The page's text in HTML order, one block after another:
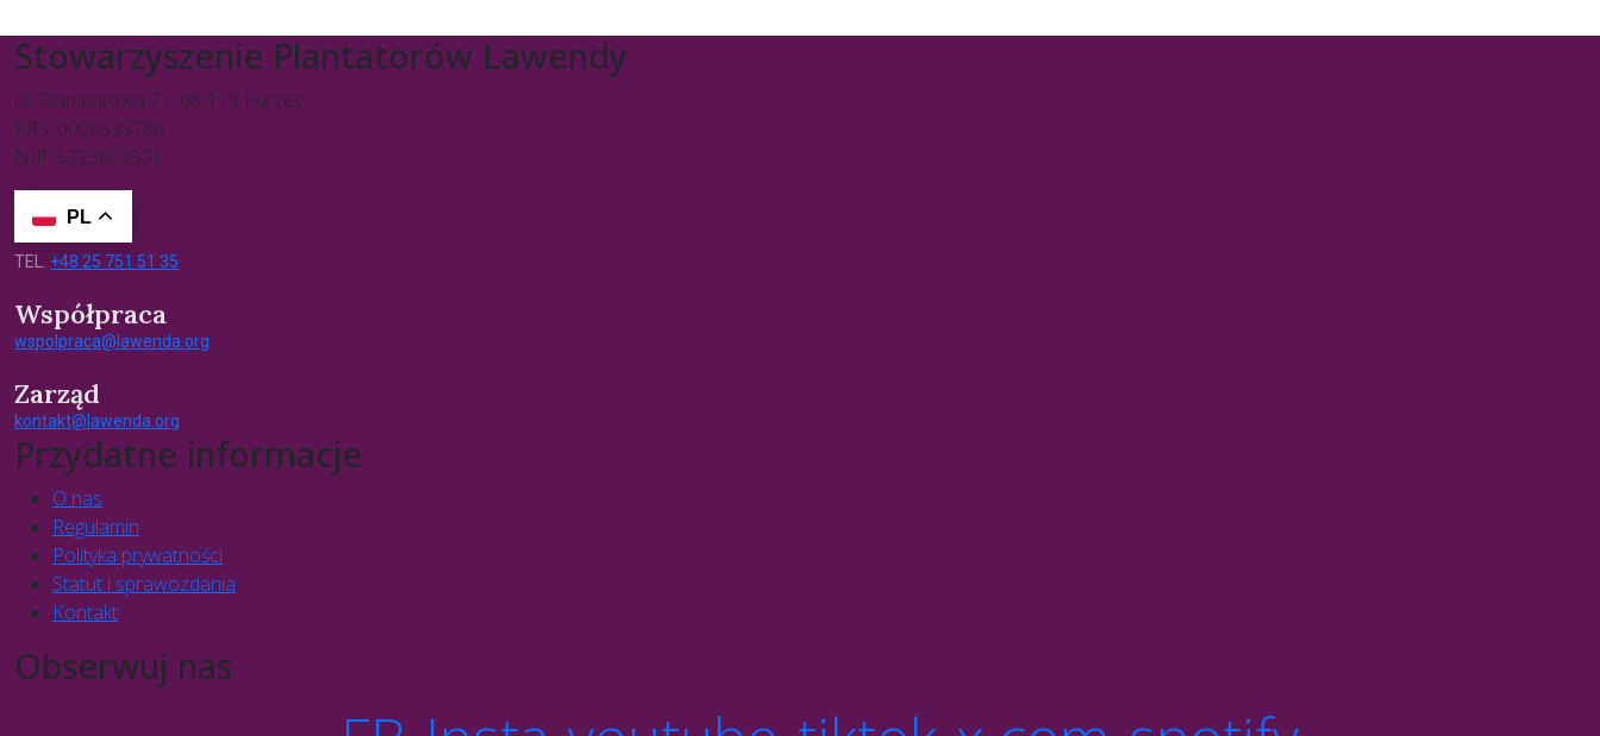
Stowarzyszenie Plantatorów Lawendy
ul. Diamentowa 71, 08-119 Purzec
KRS: 0000539786
NIP: 5223022521
PL
TEL. +48 25 751 51 35
Współpraca
wspolpraca@lawenda.org
Zarząd
kontakt@lawenda.org
Przydatne informacje
O nas
Regulamin
Polityka prywatności
Statut i sprawozdania
Kontakt
Obserwuj nas